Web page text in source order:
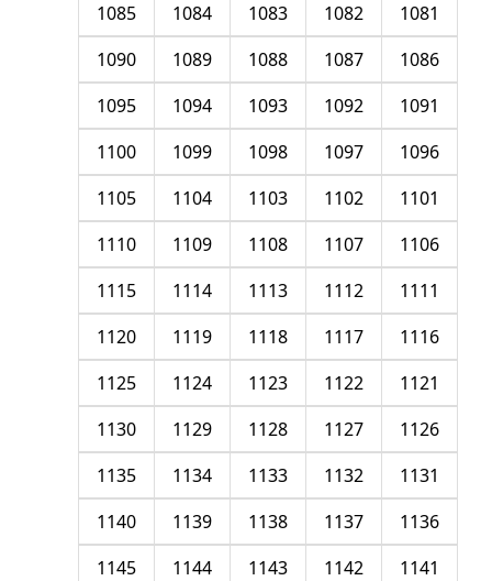
1081
1082
1083
1084
1085
1086
1087
1088
1089
1090
1091
1092
1093
1094
1095
1096
1097
1098
1099
1100
1101
1102
1103
1104
1105
1106
1107
1108
1109
1110
1111
1112
1113
1114
1115
1116
1117
1118
1119
1120
1121
1122
1123
1124
1125
1126
1127
1128
1129
1130
1131
1132
1133
1134
1135
1136
1137
1138
1139
1140
1141
1142
1143
1144
1145